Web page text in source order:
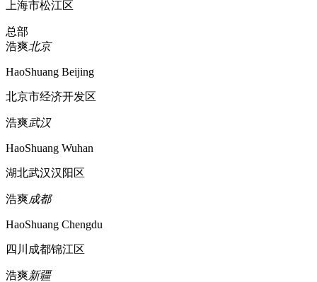
上海市松江区
总部
浩爽北京
HaoShuang Beijing
北京市经济开发区
浩爽武汉
HaoShuang Wuhan
湖北武汉汉阳区
浩爽成都
HaoShuang Chengdu
四川成都锦江区
浩爽新疆